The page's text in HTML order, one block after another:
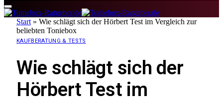
Start » Wie schlägt sich der Hörbert Test im Vergleich zur
beliebten Toniebox
KAUFBERATUNG & TESTS
Wie schlägt sich der
Hörbert Test im